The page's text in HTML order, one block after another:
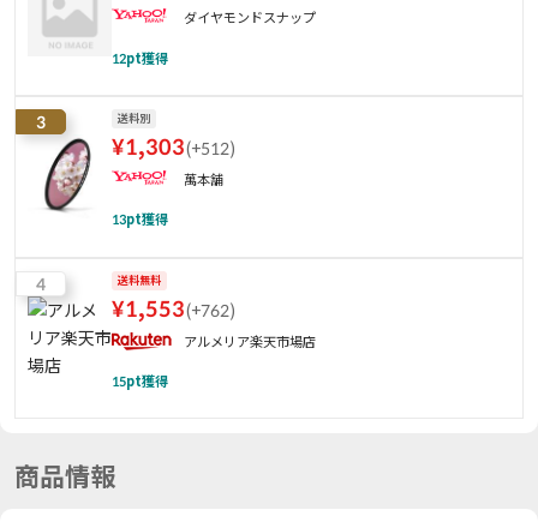
ダイヤモンドスナップ
12pt獲得
3 送料別
¥1,303(+512)
萬本舗
13pt獲得
4 送料無料
¥1,553(+762)
アルメリア楽天市場店
15pt獲得
商品情報